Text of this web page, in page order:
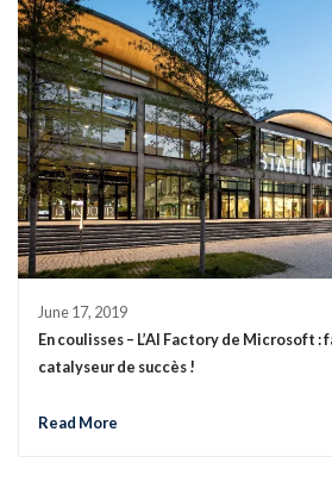
June 17, 2019
En coulisses – L’AI Factory de Microsoft :
catalyseur de succès !
Read More